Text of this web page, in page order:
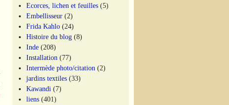
Ecorces, lichen et feuilles (5)
Embellisseur (2)
Frida Kahlo (24)
Histoire du blog (8)
Inde (208)
Installation (77)
Intermède photo/citation (2)
jardins textiles (33)
Kawandi (7)
liens (401)